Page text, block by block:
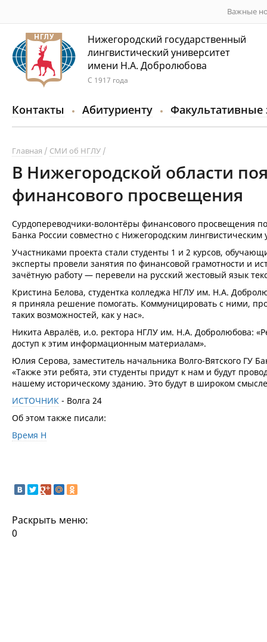
Важные
Нижегородский государственный
лингвистический университет
имени Н.А. Добролюбова
С 1917 года
Контакты Абитуриенту Факультативные
Главная СМИ об НГЛУ
В Нижегородской области
финансового просвещения
Сурдопереводчики-волонтёры финансового просвещения
Банка России совместно с Нижегородским
Участниками проекта стали студенты 1 и 2 курсов,
эксперты провели занятия по финансовой грамотности и
зачётную работу — перевели на русский жестовый язык
Кристина Белова, студентка колледжа НГЛУ им. Н.А.
я приняла решение помогать. Коммуницировать с ними,
таких возможностей, как у нас».
Никита Авралёв, и.о. ректора НГЛУ им. Н.А. Добролюбова:
доступ к этим информационным материалам».
Юлия Серова, заместитель начальника Волго-Вятского ГУ
«Также эти ребята, эти студенты придут к нам и будут
нашему историческому зданию. Это будут в широком
ИСТОЧНИК - Волга 24
Об этом также писали:
Время Н
Раскрыть меню:
0